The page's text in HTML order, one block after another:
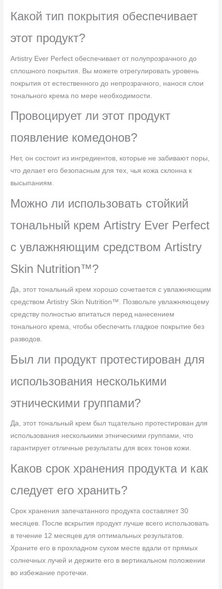
Какой тип покрытия обеспечивает
этот продукт?
Artistry Ever Perfect обеспечивает от полупрозрачного до
сплошного покрытия. Вы можете отрегулировать уровень
покрытия от естественного до непрозрачного, нанося слои
тонального крема по мере необходимости.
Провоцирует ли этот продукт
появление комедонов?
Нет, он состоит из ингредиентов, которые не забивают поры,
что делает его безопасным для тех, чья кожа склонна к
высыпаниям.
Можно ли использовать стойкий
тональный крем Artistry Ever Perfect
с увлажняющим средством Artistry
Skin Nutrition™?
Да, этот тональный крем хорошо сочетается с увлажняющим
средством Artistry Skin Nutrition™. Позвольте увлажняющему
средству полностью впитаться перед нанесением
тонального крема, чтобы обеспечить гладкое покрытие без
разводов.
Был ли продукт протестирован для
использования несколькими
этническими группами?
Да, этот тональный крем был тщательно протестирован для
использования несколькими этническими группами, что
гарантирует отличные результаты для всех тонов кожи.
Каков срок хранения продукта и как
следует его хранить?
Срок хранения запечатанного продукта составляет 30
месяцев. После вскрытия продукт лучше всего использовать
в течение 12 месяцев для оптимальных результатов.
Храните его в прохладном сухом месте вдали от прямых
солнечных лучей и держите его в вертикальном положении
во избежание протечки.